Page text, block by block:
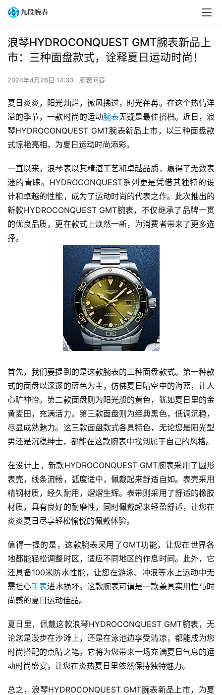
浪琴HYDROCONQUEST GMT腕表新品上
市：三种面盘款式，诠释夏日运动时尚！
2024年4月26日 14:33 腕表问答
夏日炎炎，阳光灿烂，微风拂过，时光荏苒。在这个热情洋
溢的季节，一款时尚的运动腕表无疑是最佳搭档。近日，浪
琴HYDROCONQUEST GMT腕表新品上市，以三种面盘款
式惊艳亮相，为夏日运动时尚添彩。
一直以来，浪琴表以其精湛工艺和卓越品质，赢得了无数表
迷的青睐。HYDROCONQUEST系列更是凭借其独特的设
计和卓越的性能，成为了运动时尚的代表之作。此次推出的
新款HYDROCONQUEST GMT腕表，不仅继承了品牌一贯
的优良品质，更在款式上焕然一新，为消费者带来了更多选
择。
首先，我们要提到的是这款腕表的三种面盘款式。第一种款
式的面盘以深邃的蓝色为主，仿佛夏日晴空中的海蓝，让人
心旷神怡。第二款面盘则为阳光般的黄色，犹如夏日里的金
黄麦田，充满活力。第三款面盘则为经典黑色，低调沉稳，
尽显成熟魅力。这三款面盘款式各具特色，无论您是阳光型
男还是沉稳绅士，都能在这款腕表中找到属于自己的风格。
在设计上，新款HYDROCONQUEST GMT腕表采用了圆形
表壳，线条流畅，弧度适中，佩戴起来舒适自如。表壳采用
精钢材质，经久耐用，熠熠生辉。表带则采用了舒适的橡胶
材质，具有良好的耐磨性，同时佩戴起来轻盈舒适，让您在
炎炎夏日尽享轻松愉悦的佩戴体验。
值得一提的是，这款腕表采用了GMT功能，让您在世界各
地都能轻松调整时区，适应不同地区的作息时间。此外，它
还具备100米防水性能，让您在游泳、冲浪等水上运动中无
需担心手表进水损坏。这款腕表可谓是一款兼具实用性与时
尚感的夏日运动佳品。
夏日里，佩戴这款浪琴HYDROCONQUEST GMT腕表，无
论您是漫步在沙滩上，还是在泳池边享受清凉，都能成为您
时尚搭配的点睛之笔。它将为您带来一场充满夏日气息的运
动时尚盛宴，让您在炎热夏日里依然保持独特魅力。
总之，浪琴HYDROCONQUEST GMT腕表新品上市，为夏